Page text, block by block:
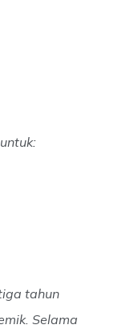
tahun
Selama